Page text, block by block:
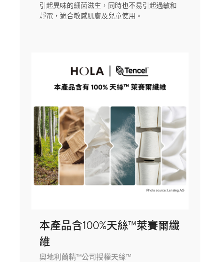
引起異味的細菌滋生，同時也不易引起過敏和
靜電，適合敏感肌膚及兒童使用。
本產品含100%天絲™萊賽爾纖
維
奧地利蘭精™公司授權天絲™